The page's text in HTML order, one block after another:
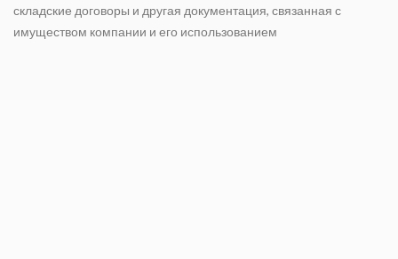
складские договоры и другая документация, связанная с
имуществом компании и его использованием